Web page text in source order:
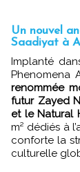
Un nouvel
Saadiyat à
Implanté dans le quartier culturel de Saadiyat, teamLab
Phenomena
renommée
futur Zayed
et le Natural
m² dédiés à
conforte la
culturelle